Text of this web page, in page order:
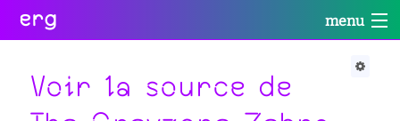
erg menu
RetourRetour
Retour
Rechercher
Voir la source de